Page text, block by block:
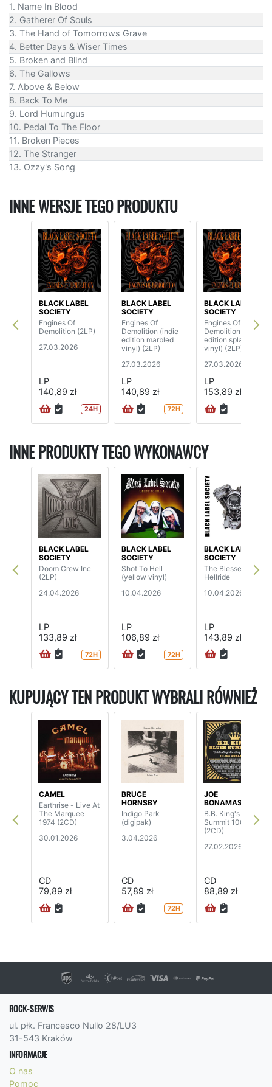
1. Name In Blood
2. Gatherer Of Souls
3. The Hand of Tomorrows Grave
4. Better Days & Wiser Times
5. Broken and Blind
6. The Gallows
7. Above & Below
8. Back To Me
9. Lord Humungus
10. Pedal To The Floor
11. Broken Pieces
12. The Stranger
13. Ozzy's Song
INNE WERSJE TEGO PRODUKTU
BLACK LABEL
SOCIETY
Engines Of
Demolition (2LP)
27.03.2026
LP
140,89 zł
24H
BLACK LABEL
SOCIETY
Engines Of
Demolition (indie
edition marbled
vinyl) (2LP)
27.03.2026
LP
140,89 zł
72H
BLACK LABEL
SOCIETY
Engines Of
Demolition (indie
edition splatter
vinyl) (2LP)
27.03.2026
LP
153,89 zł
INNE PRODUKTY TEGO WYKONAWCY
BLACK LABEL
SOCIETY
Doom Crew Inc
(2LP)
24.04.2026
LP
133,89 zł
72H
BLACK LABEL
SOCIETY
Shot To Hell
(yellow vinyl)
10.04.2026
LP
106,89 zł
72H
BLACK LABEL
SOCIETY
The Blessed
Hellride
10.04.2026
LP
143,89 zł
KUPUJĄCY TEN PRODUKT WYBRALI RÓWNIEŻ
CAMEL
Earthrise - Live At
The Marquee
1974 (2CD)
30.01.2026
CD
79,89 zł
BRUCE
HORNSBY
Indigo Park
(digipak)
3.04.2026
CD
57,89 zł
72H
JOE
BONAMASSA
B.B. King's Blues
Summit 100
(2CD)
27.02.2026
CD
88,89 zł
ROCK-SERWIS
ul. płk. Francesco Nullo 28/LU3
31-543 Kraków
INFORMACJE
O nas
Pomoc